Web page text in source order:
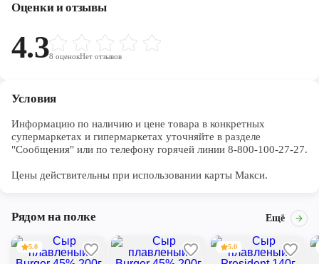
Оценки и отзывы
4.38 оценокНет отзывов
Условия
Информацию по наличию и цене товара в конкретных
супермаркетах и гипермаркетах уточняйте в разделе
"Сообщения" или по телефону горячей линии 8-800-100-27-27.
Цены действительны при использовании карты Макси.
Рядом на полке Ещё
5.0 5.0